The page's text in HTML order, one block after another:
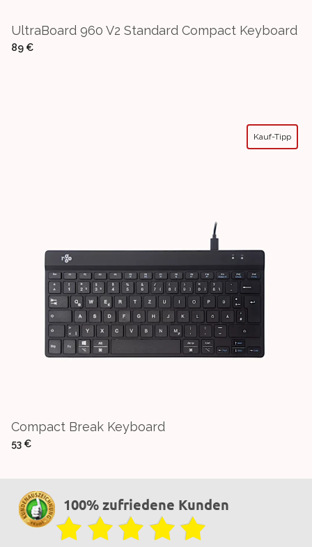
UltraBoard 960 V2 Standard Compact Keyboard
89 €
Kauf-Tipp
Compact Break Keyboard
53 €
100% zufriedene Kunden